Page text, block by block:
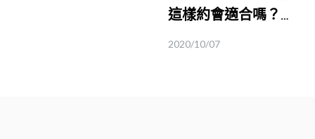
這樣約會適合嗎？我
2020/10/07